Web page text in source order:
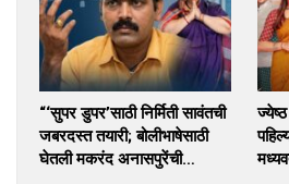
“‘सुपर डुपर’साठी निर्मिती सावंतची
जबरदस्त तयारी; बोलीभाषेसाठी
घेतली मकरंद अनासपुरेंची…